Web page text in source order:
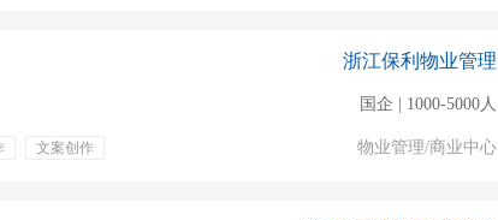
文案创作
浙江保利物业管理
国企 | 1000-5000人
物业管理/商业中心